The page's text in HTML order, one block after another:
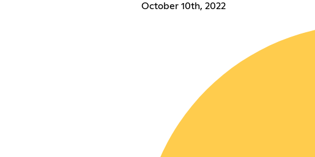
October 10th, 2022